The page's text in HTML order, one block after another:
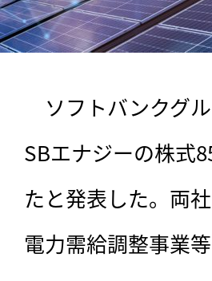
ソフトバンクグ
SBエナジーの株式
たと発表した。両
電力需給調整事業